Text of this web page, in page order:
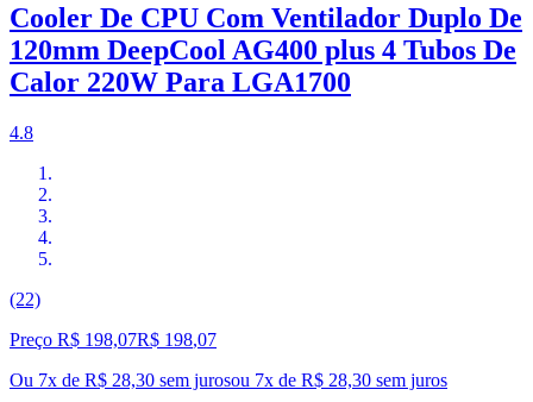
Cooler De CPU Com Ventilador Duplo De
120mm DeepCool AG400 plus 4 Tubos De
Calor 220W Para LGA1700
4.8
(22)
Preço R$ 198,07R$ 198,07
Ou 7x de R$ 28,30 sem jurosou 7x de R$ 28,30 sem juros